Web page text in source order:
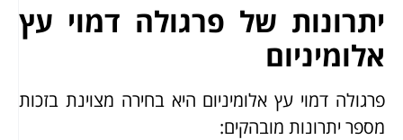
יתרונות של פרגולה דמוי עץ
אלומיניום
פרגולה דמוי עץ אלומיניום היא בחירה מצוינת בזכות
מספר יתרונות מובהקים: